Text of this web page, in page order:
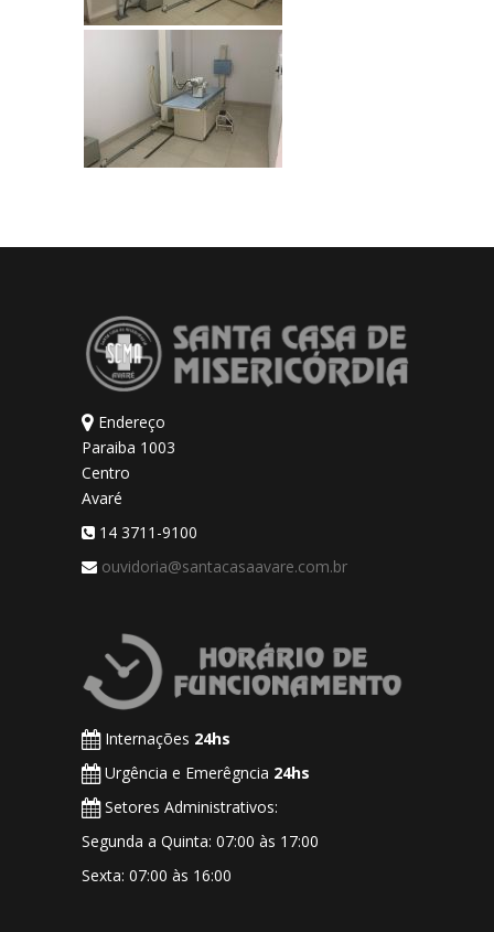
Endereço
Paraiba 1003
Centro
Avaré
14 3711-9100
ouvidoria@santacasaavare.com.br
Internações 24hs
Urgência e Emerêgncia 24hs
Setores Administrativos:
Segunda a Quinta: 07:00 às 17:00
Sexta: 07:00 às 16:00